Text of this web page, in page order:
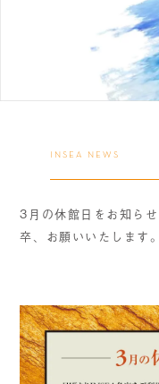
INSEA NEWS
3月の休館日をお知ら
卒、お願いいたします。